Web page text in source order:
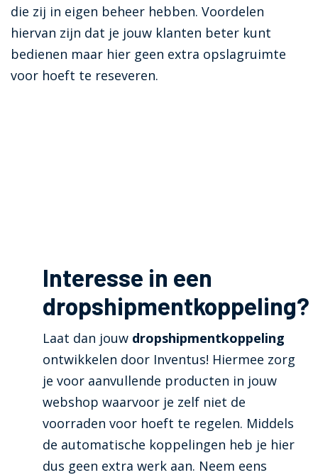
die zij in eigen beheer hebben. Voordelen
hiervan zijn dat je jouw klanten beter kunt
bedienen maar hier geen extra opslagruimte
voor hoeft te reseveren.
Interesse in een
dropshipmentkoppeling?
Laat dan jouw dropshipmentkoppeling
ontwikkelen door Inventus! Hiermee zorg
je voor aanvullende producten in jouw
webshop waarvoor je zelf niet de
voorraden voor hoeft te regelen. Middels
de automatische koppelingen heb je hier
dus geen extra werk aan. Neem eens